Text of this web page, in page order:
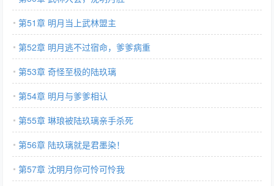
第51章 明月当上武林盟主
第52章 明月逃不过宿命，爹爹病重
第53章 奇怪至极的陆玖璃
第54章 明月与爹爹相认
第55章 琳琅被陆玖璃亲手杀死
第56章 陆玖璃就是君墨染！
第57章 沈明月你可怜可怜我